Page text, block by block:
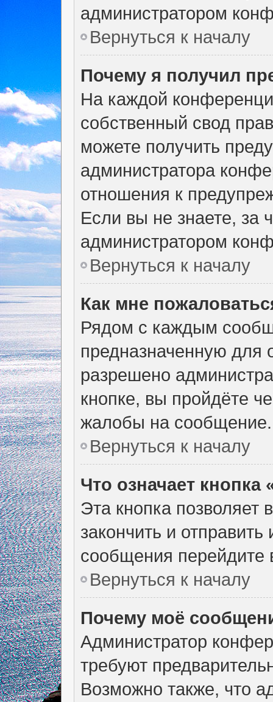
администратором
Вернуться к началу
Почему я получил
На каждой
собственный свод
можете получить
администратора
отношения к
Если вы не знаете, за
администратором
Вернуться к началу
Как мне
Рядом с каждым
предназначенную для
разрешено
кнопке, вы пройдёте
жалобы на сообщение.
Вернуться к началу
Что означает
Эта кнопка позволяет
закончить и
сообщения перейдите
Вернуться к началу
Почему моё
Администратор
требуют
Возможно также, что